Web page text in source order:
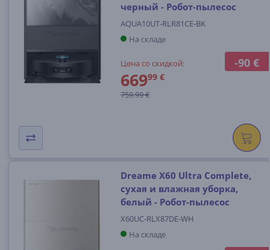
-90 €
черный - Робот-пылесос
AQUA10UT-RLR81CE-BK
На складе
Цена со скидкой:
66999 €
759.99 €
Dreame X60 Ultra Complete,
сухая и влажная уборка,
белый - Робот-пылесос
X60UC-RLX87DE-WH
На складе